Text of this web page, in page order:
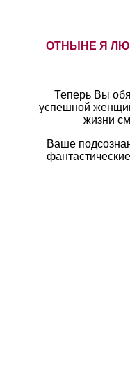
ОТНЫНЕ Я
Теперь Вы
успешной
жизни
Ваше